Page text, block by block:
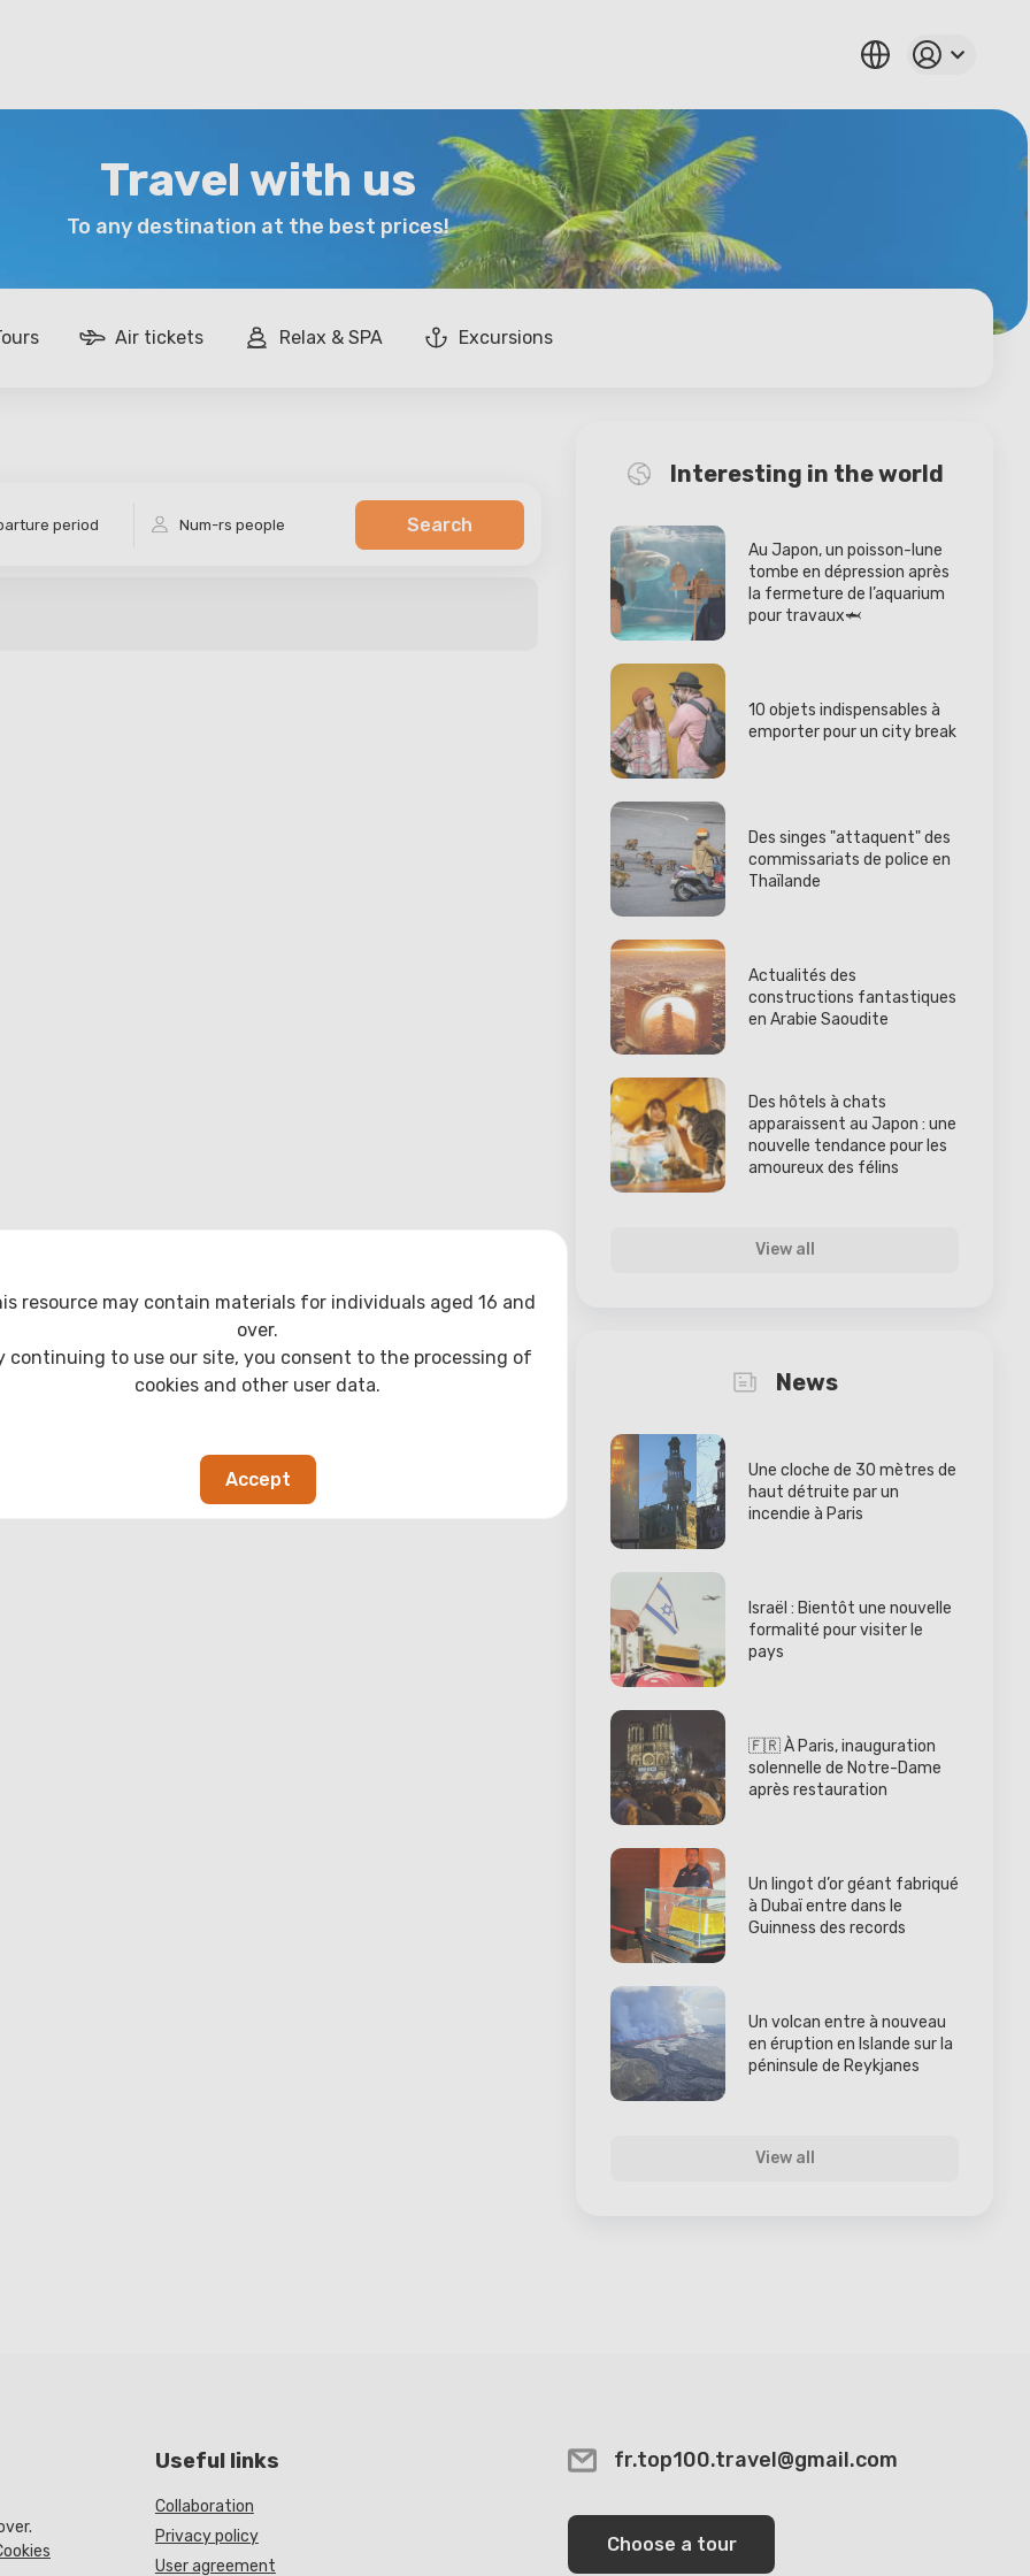
Travel with us
To any destination at the best prices!
Air tickets Relax & SPA Excursions
period Num-rspeople Search
Interesting in the world
Au Japon, un poisson-lune
tombe en dépression après
la fermeture de l’aquarium
pour travaux🦈
10 objets indispensables à
emporter pour un city break
Des singes "attaquent" des
commissariats de police en
Thaïlande
Actualités des
constructions fantastiques
en Arabie Saoudite
Des hôtels à chats
apparaissent au Japon : une
nouvelle tendance pour les
amoureux des félins
View all
News
Une cloche de 30 mètres de
haut détruite par un
incendie à Paris
Israël : Bientôt une nouvelle
formalité pour visiter le
pays
🇫🇷 À Paris, inauguration
solennelle de Notre-Dame
après restauration
Un lingot d’or géant fabriqué
à Dubaï entre dans le
Guinness des records
Un volcan entre à nouveau
en éruption en Islande sur la
péninsule de Reykjanes
View all
Useful links
Collaboration
Privacy policy
User agreement
fr.top100.travel@gmail.com
Choose a tour
resource may contain materials for individuals aged 16 and
over.
continuing to use our site, you consent to the processing of
cookies and other user data.
Accept